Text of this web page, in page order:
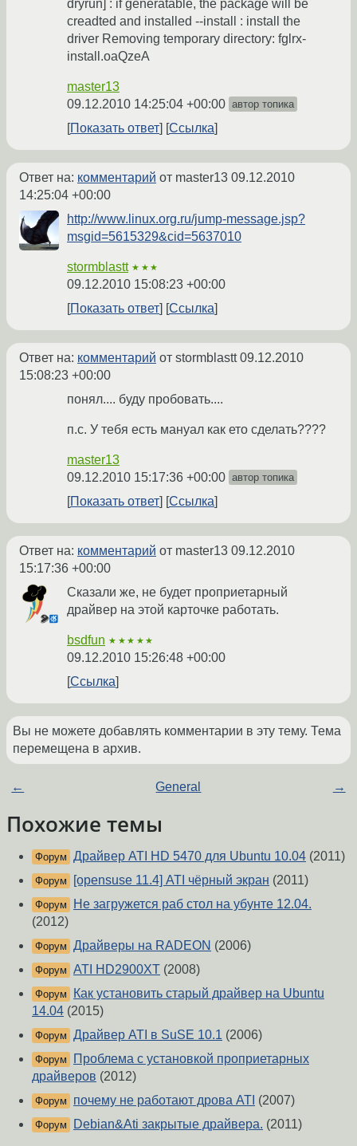
dryrun] : if generatable, the package will be
creadted and installed --install : install the
driver Removing temporary directory: fglrx-
install.oaQzeA
master13
09.12.2010 14:25:04 +00:00 автор топика
Показать ответ Ссылка
Ответ на: комментарий от master13 09.12.2010
14:25:04 +00:00
http://www.linux.org.ru/jump-message.jsp?
msgid=5615329&cid=5637010
stormblastt ★★★
09.12.2010 15:08:23 +00:00
Показать ответ
Ссылка
Ответ на: комментарий от stormblastt09.12.2010
15:08:23 +00:00
понял.... буду пробовать....
п.с. У тебя есть мануал как ето сделать????
master13
09.12.2010 15:17:36 +00:00 автор топика
Показать ответ Ссылка
Ответ на: комментарий от master13 09.12.2010
15:17:36 +00:00
Сказали же, не будет проприетарный
драйвер на этой карточке работать.
bsdfun ★★★★★
09.12.2010 15:26:48 +00:00
Ссылка
Вы не можете добавлять комментарии в эту тему. Тема
перемещена в архив.
← General →
Похожие темы
Форум Драйвер ATI HD 5470 для Ubuntu 10.04 (2011)
Форум [opensuse 11.4] ATI чёрный экран (2011)
Форум
Не загружется раб стол на убунте 12.04.
(2012)
Форум Драйверы на RADEON (2006)
Форум ATI HD2900XT (2008)
Форум
Как установить старый драйвер на Ubuntu
14.04 (2015)
Форум Драйвер ATI в SuSE 10.1 (2006)
Форум
Проблема с установкой проприетарных
драйверов (2012)
Форум почему не работают дрова ATI (2007)
Форум Debian&Ati закрытые драйвера. (2011)